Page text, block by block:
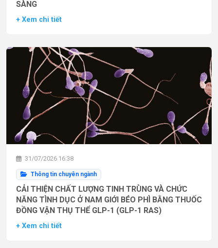
SÀNG
+ Xem chi tiết
31/07/2026 16:38
Thông tin chuyên ngành
CẢI THIỆN CHẤT LƯỢNG TINH TRÙNG VÀ CHỨC
NĂNG TÌNH DỤC Ở NAM GIỚI BÉO PHÌ BẰNG THUỐC
ĐỒNG VẬN THỤ THỂ GLP-1 (GLP-1 RAS)
+ Xem chi tiết